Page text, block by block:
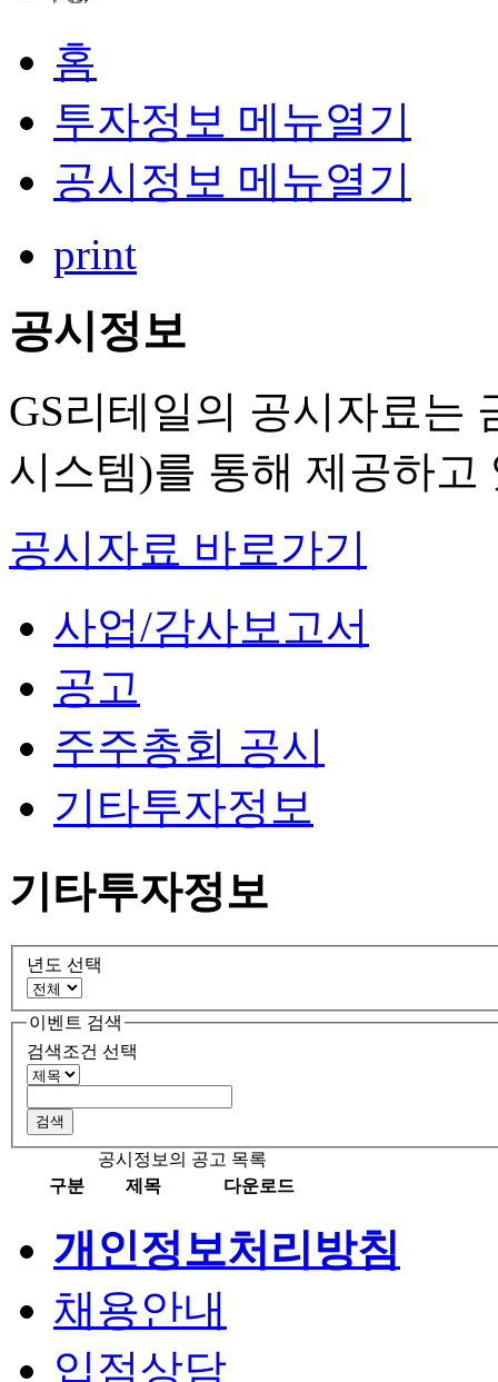
홈
투자정보 메뉴열기
공시정보 메뉴열기
print
공시정보
GS리테일의 공시자료는
시스템)를 통해 제공하고
공시자료 바로가기
사업/감사보고서
공고
주주총회 공시
기타투자정보
기타투자정보
년도 선택
이벤트 검색
검색조건 선택
공시정보의 공고 목록
구분
제목 다운로드
개인정보처리방침
채용안내
입점상담